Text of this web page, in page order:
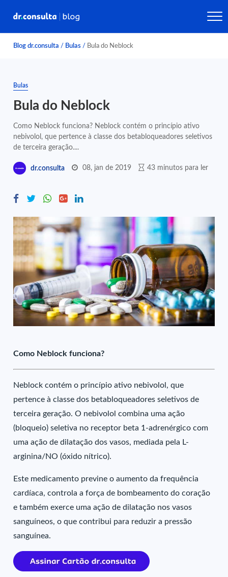
Blog dr.consulta / Bulas / Bula do Neblock
Bulas
Bula do Neblock
Como Neblock funciona? Neblock contém o princípio ativo
nebivolol, que pertence à classe dos betabloqueadores seletivos
de terceira geração....
dr.consulta 08, jan de 2019 43 minutos para ler
Como Neblock funciona?
Neblock contém o princípio ativo nebivolol, que
pertence à classe dos betabloqueadores seletivos de
terceira geração. O nebivolol combina uma ação
(bloqueio) seletiva no receptor beta 1-adrenérgico com
uma ação de dilatação dos vasos, mediada pela L-
arginina/NO (óxido nítrico).
Este medicamento previne o aumento da frequência
cardíaca, controla a força de bombeamento do coração
e também exerce uma ação de dilatação nos vasos
sanguíneos, o que contribui para reduzir a pressão
sanguínea.